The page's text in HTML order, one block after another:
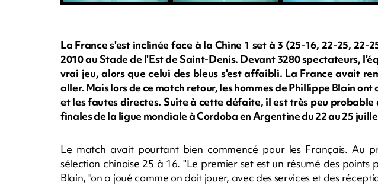
La France s'est inclinée face à la Chine 1 set à 3 (25-16, 22-25, 22-
2010 au Stade de l'Est de Saint-Denis. Devant 3280 spectateurs,
vrai jeu, alors que celui des bleus s'est affaibli. La France avait
aller. Mais lors de ce match retour, les hommes de Phillippe Blain ont
et les fautes directes. Suite à cette défaite, il est très peu probable
finales de la ligue mondiale à Cordoba en Argentine du 22 au 25
Le match avait pourtant bien commencé pour les Français. Au
sélection chinoise 25 à 16. "Le premier set est un résumé des points
Blain, "on a joué comme on doit jouer, avec des services et des